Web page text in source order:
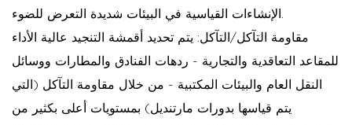
مقاومة التآكل/التآكل: يتم تحديد أقمشة التنجيد عالية الأداء
للمقاعد التعاقدية والتجارية - ردهات الفنادق والمطارات ووسائل
النقل العام والبيئات المكتبية - من خلال مقاومة التآكل (التي
يتم قياسها بدورات مارتنديل) بمستويات أعلى بكثير من